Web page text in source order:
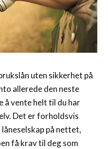
uten sikkerhet på
allerede den neste
å vente helt til du har
Det er forholdsvis
på nettet,
få krav til deg som